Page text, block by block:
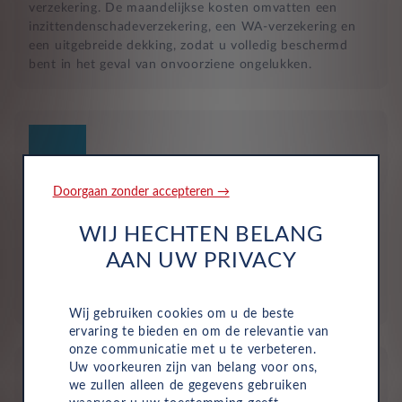
verzekering. De maandelijkse kosten omvatten een
inzittendenschadeverzekering, een WA-verzekering en
een uitgebreide dekking, zodat u volledig beschermd
bent in het geval van onvoorziene ongelukken.
Bij zakelijke lease is de leasemaatschappij eigenaar van
de auto en betaalt u een vast maandbedrag. Hierdoor
Doorgaan zonder accepteren →
WIJ HECHTEN BELANG
AAN UW PRIVACY
Wij gebruiken cookies om u de beste
ervaring te bieden en om de relevantie van
onze communicatie met u te verbeteren.
Uw voorkeuren zijn van belang voor ons,
we zullen alleen de gegevens gebruiken